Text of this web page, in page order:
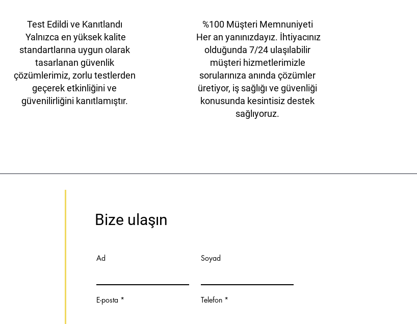
Test Edildi ve Kanıtlandı
Yalnızca en yüksek kalite
standartlarına uygun olarak
tasarlanan güvenlik
çözümlerimiz, zorlu testlerden
geçerek etkinliğini ve
güvenilirliğini kanıtlamıştır.
%100 Müşteri Memnuniyeti
Her an yanınızdayız. İhtiyacınız
olduğunda 7/24 ulaşılabilir
müşteri hizmetlerimizle
sorularınıza anında çözümler
üretiyor, iş sağlığı ve güvenliği
konusunda kesintisiz destek
sağlıyoruz.
Bize ulaşın
Ad Soyad
E-posta Telefon